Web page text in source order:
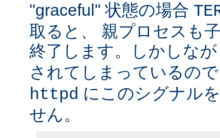
"graceful" 状態の場合
取ると、 親プロセスも
終了します。しかしな
されてしまっているの
httpd にこのシグナル
せん。